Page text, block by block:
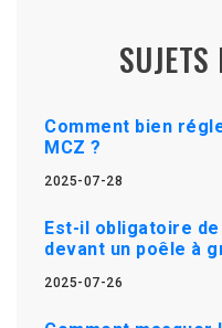
Comment bien
MCZ ?
2025-07-28
Est-il obligatoire
devant un poêle à
2025-07-26